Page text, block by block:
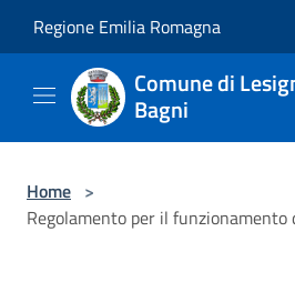
Regione Emilia Romagna
Comune di
Bagni
Home >
Regolamento per il funzionamento